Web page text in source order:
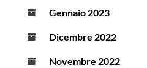
Gennaio 2023
Dicembre 2022
Novembre 2022